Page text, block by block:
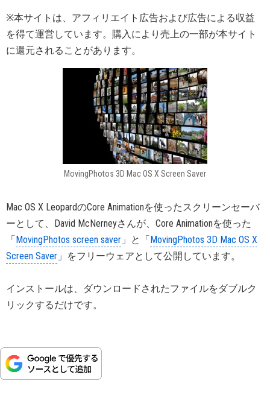
※本サイトは、アフィリエイト広告および広告による収益
を得て運営しています。購入により売上の一部が本サイト
に還元されることがあります。
MovingPhotos 3D Mac OS X Screen Saver
Mac OS X LeopardのCore Animationを使ったスクリーンセーバ
ーとして、David McNerneyさんが、Core Animationを使った
「MovingPhotos screen saver 」と「MovingPhotos 3D Mac OS X
Screen Saver 」をフリーウェアとして公開しています。
インストールは、ダウンロードされたファイルをダブルク
リックするだけです。